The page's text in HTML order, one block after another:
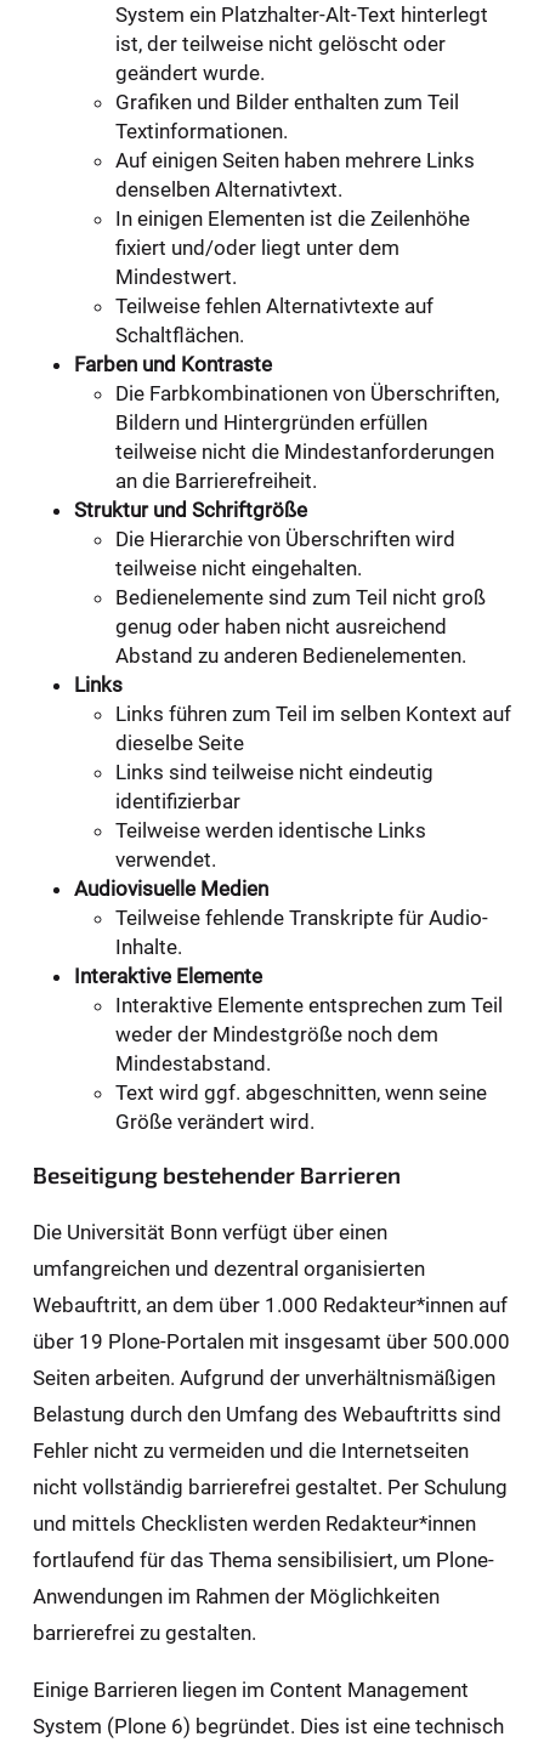
System ein Platzhalter-Alt-Text hinterlegt
ist, der teilweise nicht gelöscht oder
geändert wurde.
Grafiken und Bilder enthalten zum Teil
Textinformationen.
Auf einigen Seiten haben mehrere Links
denselben Alternativtext.
In einigen Elementen ist die Zeilenhöhe
fixiert und/oder liegt unter dem
Mindestwert.
Teilweise fehlen Alternativtexte auf
Schaltflächen.
Farben und Kontraste
Die Farbkombinationen von Überschriften,
Bildern und Hintergründen erfüllen
teilweise nicht die Mindestanforderungen
an die Barrierefreiheit.
Struktur und Schriftgröße
Die Hierarchie von Überschriften wird
teilweise nicht eingehalten.
Bedienelemente sind zum Teil nicht groß
genug oder haben nicht ausreichend
Abstand zu anderen Bedienelementen.
Links
Links führen zum Teil im selben Kontext auf
dieselbe Seite
Links sind teilweise nicht eindeutig
identifizierbar
Teilweise werden identische Links
verwendet.
Audiovisuelle Medien
Teilweise fehlende Transkripte für Audio-
Inhalte.
Interaktive Elemente
Interaktive Elemente entsprechen zum Teil
weder der Mindestgröße noch dem
Mindestabstand.
Text wird ggf. abgeschnitten, wenn seine
Größe verändert wird.
Beseitigung bestehender Barrieren
Die Universität Bonn verfügt über einen
umfangreichen und dezentral organisierten
Webauftritt, an dem über 1.000 Redakteur*innen auf
über 19 Plone-Portalen mit insgesamt über 500.000
Seiten arbeiten. Aufgrund der unverhältnismäßigen
Belastung durch den Umfang des Webauftritts sind
Fehler nicht zu vermeiden und die Internetseiten
nicht vollständig barrierefrei gestaltet. Per Schulung
und mittels Checklisten werden Redakteur*innen
fortlaufend für das Thema sensibilisiert, um Plone-
Anwendungen im Rahmen der Möglichkeiten
barrierefrei zu gestalten.
Einige Barrieren liegen im Content Management
System (Plone 6) begründet. Dies ist eine technisch